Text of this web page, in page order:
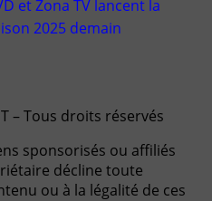
et Zona TV lancent la
2025 demain
– Tous droits réservés
sponsorisés ou affiliés
décline toute
ou à la légalité de ces